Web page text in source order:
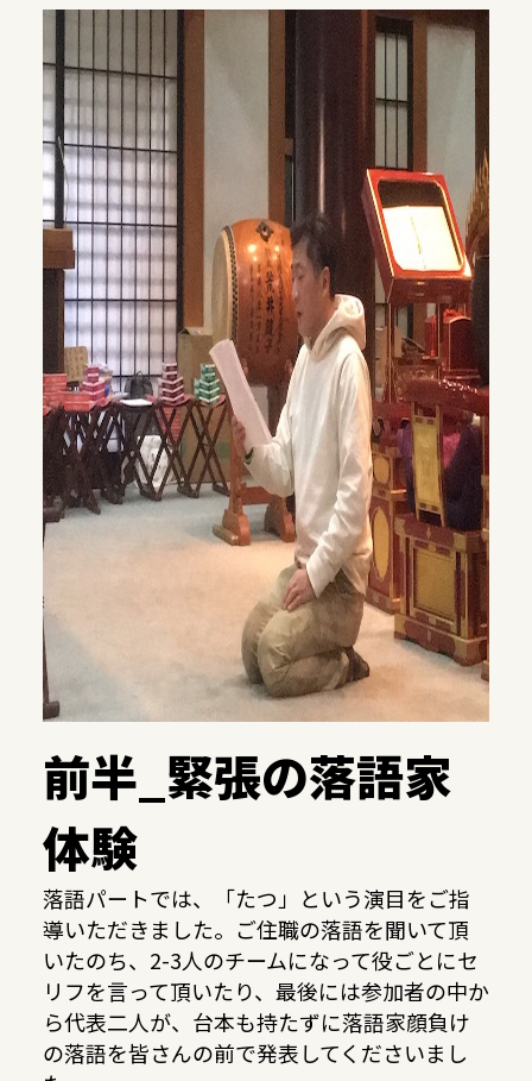
前半_緊張の落語家
体験
落語パートでは、「たつ」という演目をご指
導いただきました。ご住職の落語を聞いて頂
いたのち、2-3人のチームになって役ごとにセ
リフを言って頂いたり、最後には参加者の中か
ら代表二人が、台本も持たずに落語家顔負け
の落語を皆さんの前で発表してくださいまし